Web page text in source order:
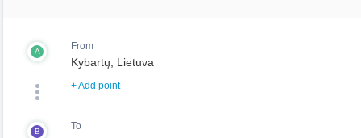
A From
+Add point
B To